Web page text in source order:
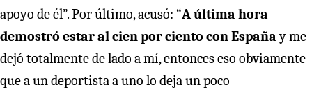
apoyo de él”. Por último, acusó: “A última hora
demostró estar al cien por ciento con Españay me
dejó totalmente de lado a mí, entonces eso obviamente
que a un deportista a uno lo deja un poco